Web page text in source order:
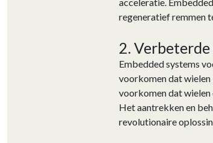
regeneratief remmen
2.
Embedded systems
voorkomen dat
voorkomen dat wielen
Het aantrekken en
revolutionaire